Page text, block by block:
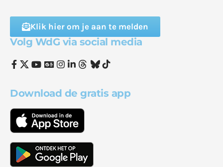
Klik hier om je aan te melden
Volg WdG via social media
Download de gratis app